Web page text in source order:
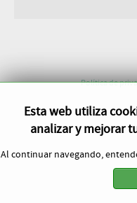
Esta web utiliza
analizar y mejorar
Al continuar navegando,
Política de